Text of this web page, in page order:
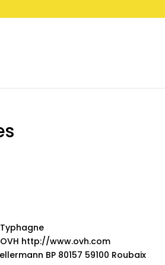
http://www.ovh.com
BP 80157 59100 Roubaix